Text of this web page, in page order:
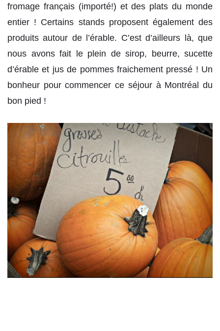
fromage français (importé!) et des plats du monde
entier ! Certains stands proposent également des
produits autour de l’érable. C’est d’ailleurs là, que
nous avons fait le plein de sirop, beurre, sucette
d’érable et jus de pommes fraichement pressé ! Un
bonheur pour commencer ce séjour à Montréal du
bon pied !